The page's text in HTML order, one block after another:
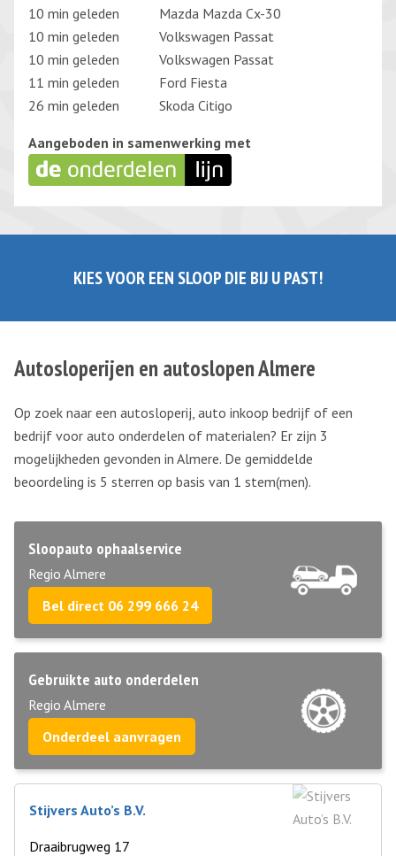
10 min geleden
Mazda Mazda Cx-30
10 min geleden
Volkswagen Passat
10 min geleden
Volkswagen Passat
11 min geleden
Ford Fiesta
26 min geleden
Skoda Citigo
Aangeboden in samenwerking met
KIES VOOR EEN SLOOP DIE BIJ U PAST!
Autosloperijen en autoslopen Almere
Op zoek naar een autosloperij, auto inkoop bedrijf of een
bedrijf voor auto onderdelen of materialen? Er zijn 3
mogelijkheden gevonden in Almere. De gemiddelde
beoordeling is 5 sterren op basis van 1 stem(men).
Sloopauto ophaalservice
Regio Almere
Bel direct 06 299 666 24
Gebruikte auto onderdelen
Regio Almere
Onderdeel aanvragen
Stijvers Auto’s B.V.
Draaibrugweg 17